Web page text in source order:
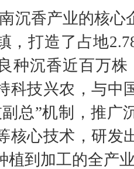
沉香产业的核心
，打造了占地
种沉香近百万
科技兴农，与中
总”机制，推广
核心技术，研发
植到加工的全产